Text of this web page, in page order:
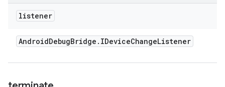
listener
AndroidDebugBridge . IDeviceChangeListener